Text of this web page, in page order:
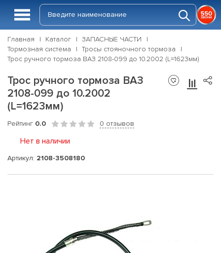
Главная Каталог
ЗАПАСНЫЕ ЧАСТИ
Тормозная система
Тросы стояночного тормоза
Трос ручного тормоза ВАЗ 2108-099 до 10.2002 (L=1623мм)
Трос ручного тормоза ВАЗ
2108-099 до 10.2002
(L=1623мм)
Рейтинг 0.0 0 отзывов
Нет в наличии
Артикул: 2108-3508180